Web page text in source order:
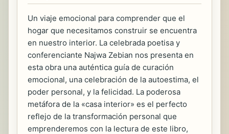
Un viaje emocional para comprender que el
hogar que necesitamos construir se encuentra
en nuestro interior. La celebrada poetisa y
conferenciante Najwa Zebian nos presenta en
esta obra una auténtica guía de curación
emocional, una celebración de la autoestima, el
poder personal, y la felicidad. La poderosa
metáfora de la «casa interior» es el perfecto
reflejo de la transformación personal que
emprenderemos con la lectura de este libro,